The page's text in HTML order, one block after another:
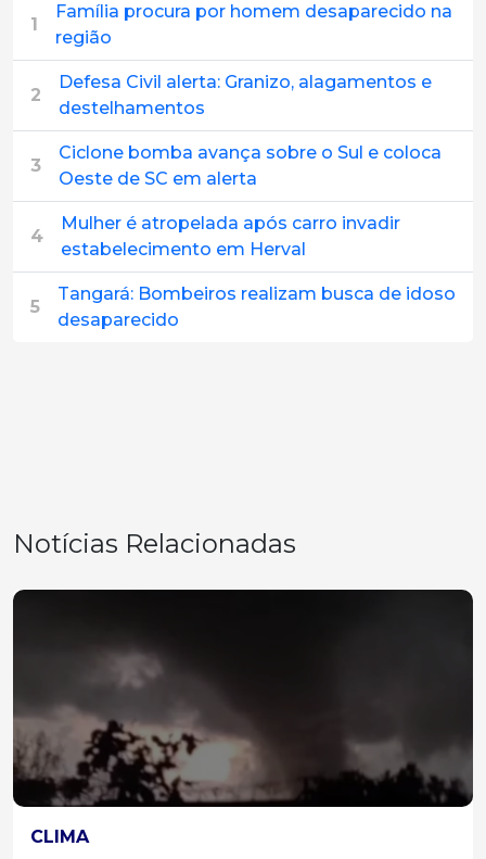
1
Família procura por homem desaparecido na
região
2
Defesa Civil alerta: Granizo, alagamentos e
destelhamentos
3
Ciclone bomba avança sobre o Sul e coloca
Oeste de SC em alerta
4
Mulher é atropelada após carro invadir
estabelecimento em Herval
5
Tangará: Bombeiros realizam busca de idoso
desaparecido
Notícias Relacionadas
CLIMA